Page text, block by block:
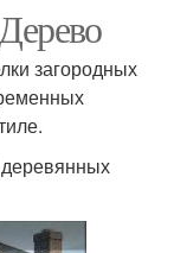
загородных